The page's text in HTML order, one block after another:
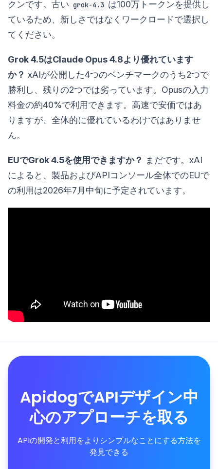
クンです。古い grok-4.3 は100万トークンを提供し
ているため、新しさではなくワークロードで選択し
てください。
Grok 4.5はClaude Opus 4.8より優れています
か？ xAIが公開した4つのベンチマークのうち2つで
勝利し、残りの2つでは劣っています。Opusの入力
料金の約40%で利用できます。高速で安価ではあ
りますが、全体的に優れているわけではありませ
ん。
EUでGrok 4.5を使用できますか？ まだです。xAI
によると、製品およびAPIコンソール全体でのEUで
の利用は2026年7月中旬に予定されています。
ApidogでAPIデザイン中
心のアプローチを取る
APIの開発と利用をよりシンプルなことにする方法を
発見できる